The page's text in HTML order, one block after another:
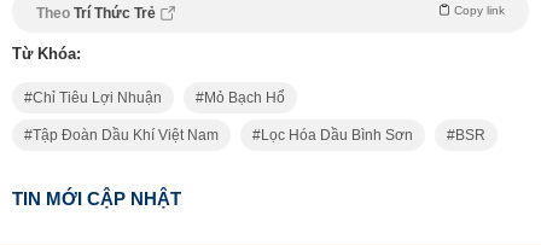
Theo Trí Thức Trẻ Copy link
Từ Khóa:
Chỉ Tiêu Lợi Nhuận Mỏ Bạch Hổ
Tập Đoàn Dầu Khí Việt Nam Lọc Hóa Dầu Bình Sơn BSR
TIN MỚI CẬP NHẬT